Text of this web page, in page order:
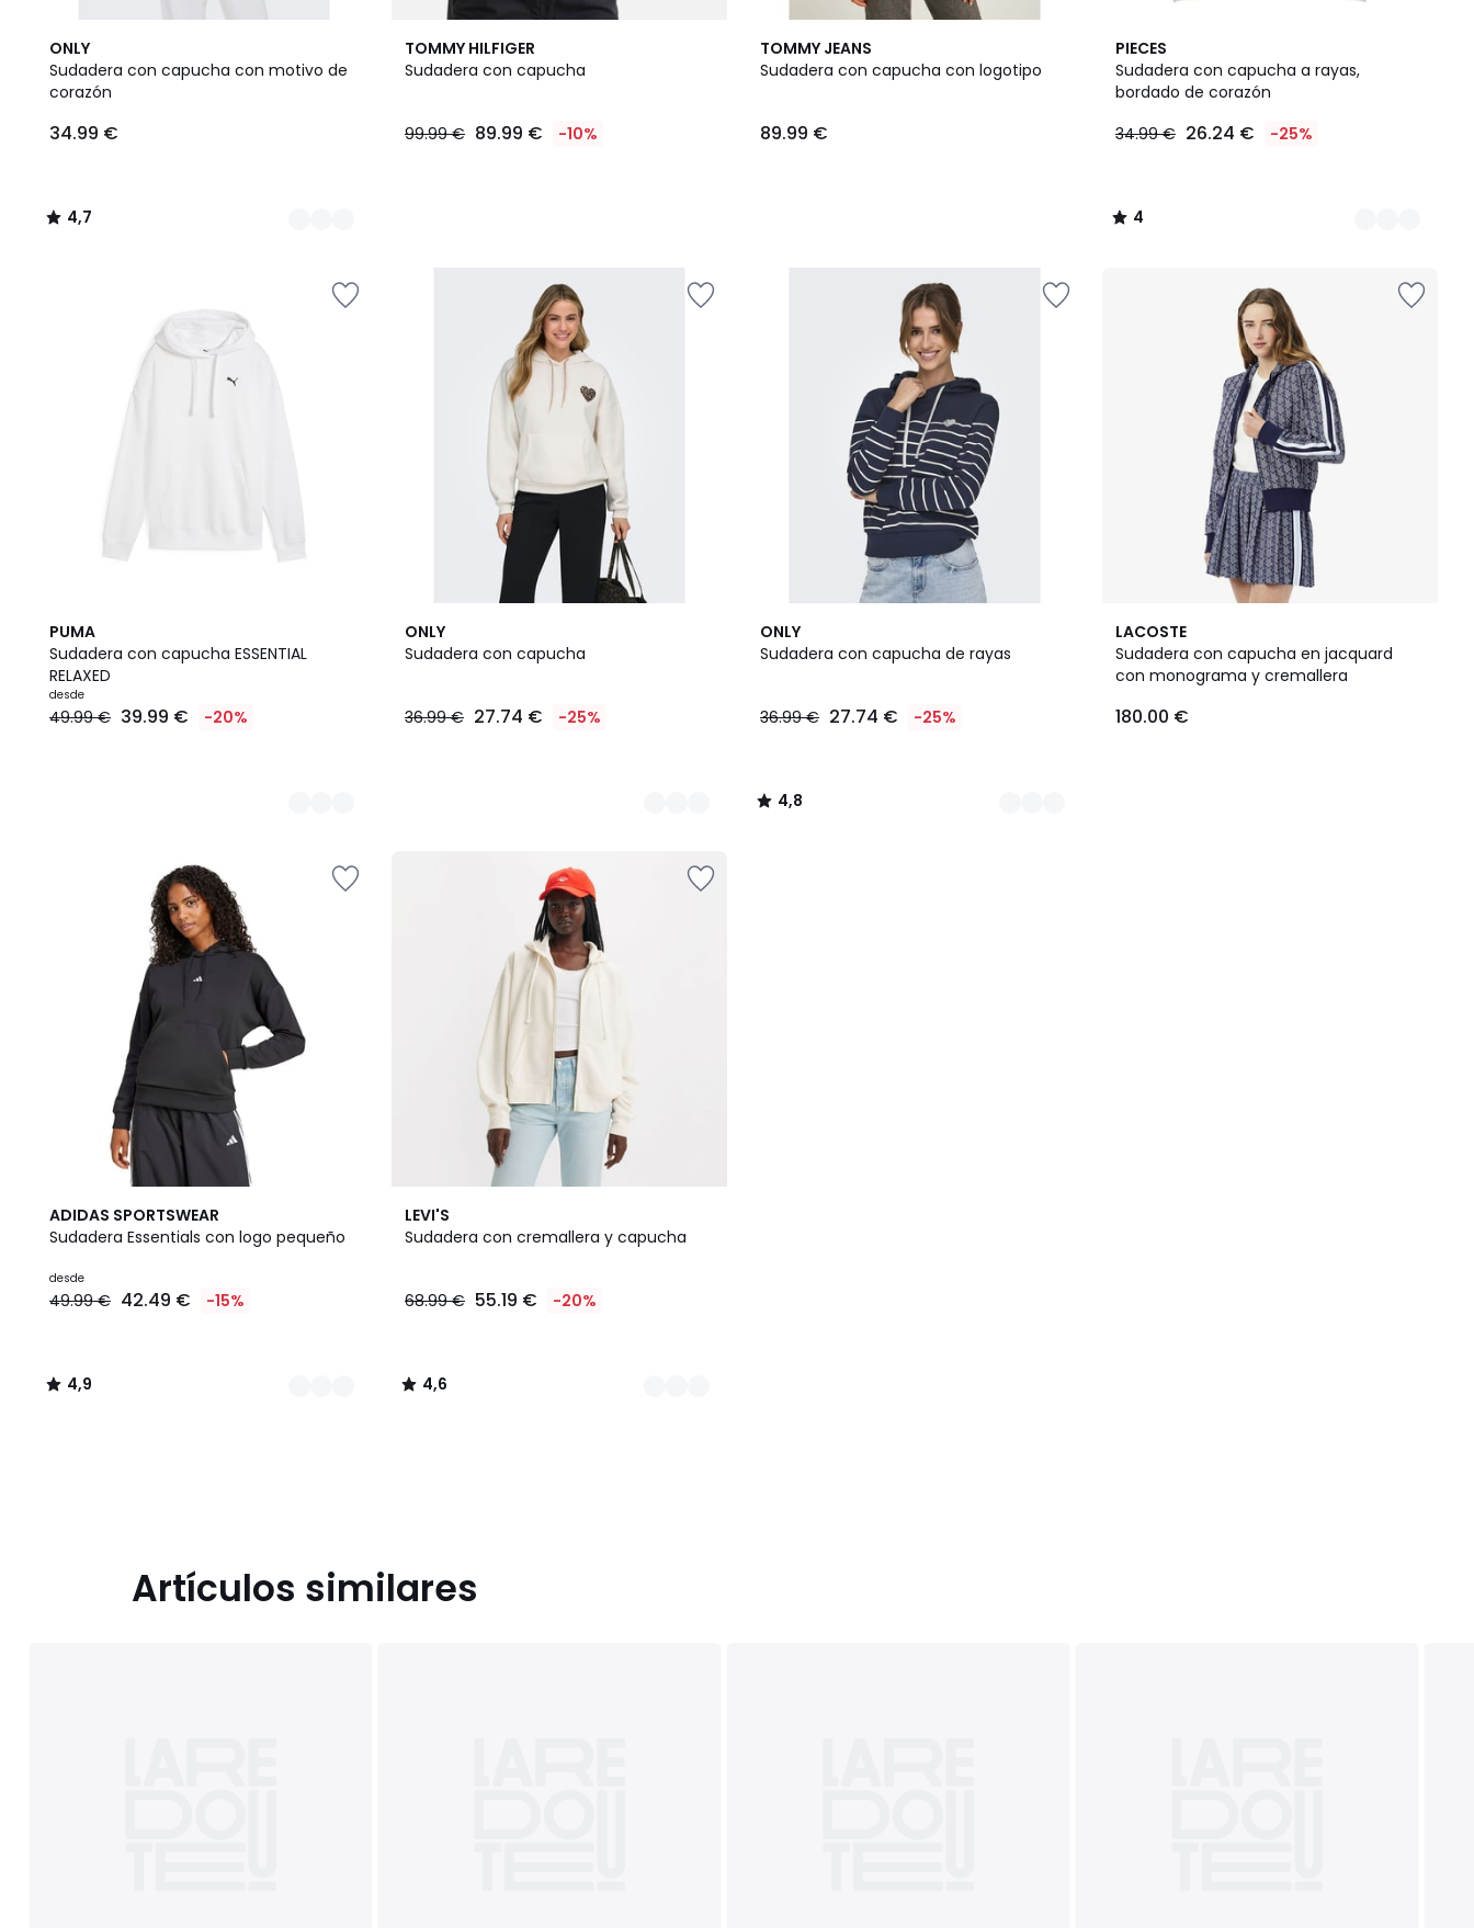
ONLY
Sudadera con capucha con motivo de
corazón
€.
34.99 €
4,7
/ 5
3
Colores
4,7
/
TOMMY HILFIGER
Sudadera con capucha
99.99 € 89.99 € -10%
TOMMY JEANS
Sudadera con capucha con logotipo
89.99 €
PIECES
Sudadera con capucha a rayas,
bordado de corazón
34.99 € 26.24 € -25%
4
/
5
2
Colores
4
/
PUMA
Sudadera con capucha ESSENTIAL
RELAXED
desde
49.99 € 39.99 € -20%
2
Colores
ONLY
Sudadera con capucha
36.99 € 27.74 € -25%
2
Colores
ONLY
Sudadera con capucha de rayas
36.99 € 27.74 € -25%
4,8
/ 5
2
Colores
4,8
/
LACOSTE
Sudadera con capucha en jacquard
con monograma y cremallera
180.00 €
ADIDAS SPORTSWEAR
Sudadera Essentials con logo pequeño
desde
49.99 € 42.49 € -15%
4,9
/ 5
3
Colores
4,9
/
LEVI'S
Sudadera con cremallera y capucha
68.99 € 55.19 € -20%
4,6
/ 5
2
Colores
4,6
/
Artículos similares